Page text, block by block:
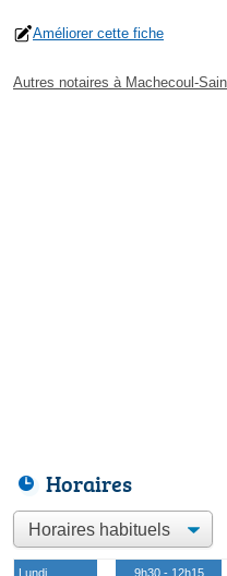
Améliorer cette fiche
Autres notaires à Machecoul-
Horaires
Lundi 9h30 - 12h15